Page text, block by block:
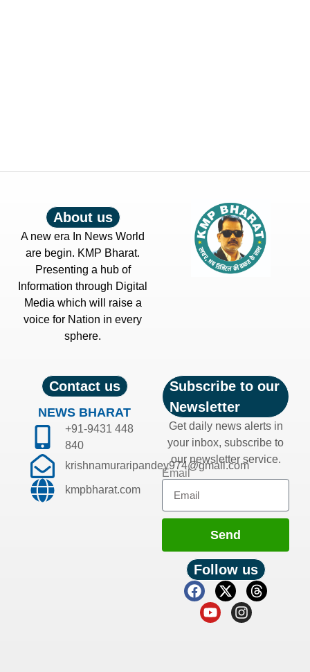
About us
A new era In News World
are begin. KMP Bharat.
Presenting a hub of
Information through Digital
Media which will raise a
voice for Nation in every
sphere.
Contact us
NEWS BHARAT
+91-9431 448
840
krishnamuraripandey974@gmail.com
kmpbharat.com
Subscribe to our
Newsletter
Get daily news alerts in
your inbox, subscribe to
our newsletter service.
Email
Send
Follow us